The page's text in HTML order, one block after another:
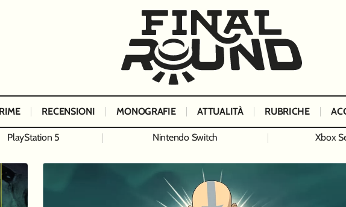
RECENSIONI MONOGRAFIE ATTUALITÀ RUBRICHE
PlayStation 5 Nintendo Switch Xbox